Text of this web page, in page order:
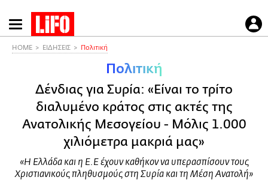
Παράκαμψη
προς
HOME ΕΙΔΗΣΕΙΣ Πολιτική
Πολιτική
Δένδιας για Συρία: «Είναι το τρίτο
διαλυμένο κράτος στις ακτές της
Ανατολικής Μεσογείου - Μόλις 1.000
χιλιόμετρα μακριά μας»
«Η Ελλάδα και η Ε.Ε έχουν καθήκον να υπερασπίσουν τους
Χριστιανικούς πληθυσμούς στη Συρία και τη Μέση Ανατολή»